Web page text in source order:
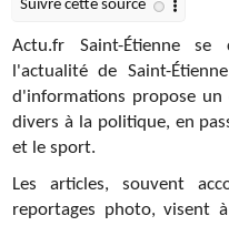
Actu.fr Saint-Étienne
l'actualité de Saint-
d'informations propose
divers à la politique, en
et le sport.
Les articles, souvent
reportages photo, visent